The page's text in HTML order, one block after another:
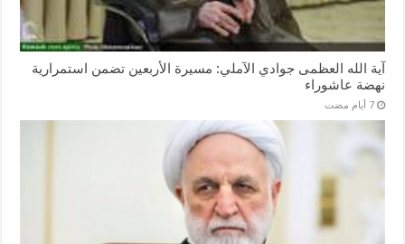
آية الله العظمى جوادي الآملي: مسيرة الأربعين تضمن استمرارية
نهضة عاشوراء
‏7 أيام مضت